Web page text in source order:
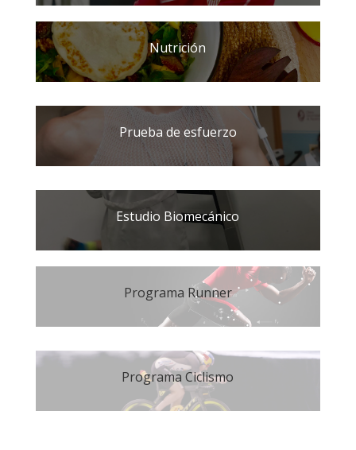
Nutrición
Prueba de esfuerzo
Estudio Biomecánico
Programa Runner
Programa Ciclismo